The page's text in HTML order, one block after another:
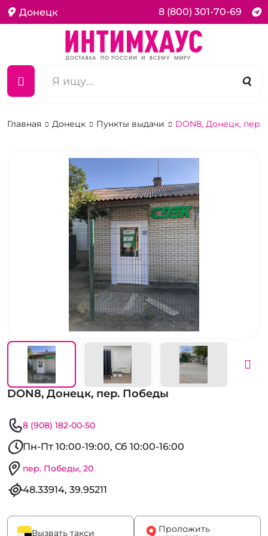
Донецк 8 (800) 301-70-69
Главная Донецк Пункты выдачи DON8, Донецк, пер.
DON8, Донецк, пер. Победы
8 (908) 182-00-50
Пн-Пт 10:00-19:00, Сб 10:00-16:00
пер. Победы, 20
48.33914, 39.95211
Вызвать такси Проложить